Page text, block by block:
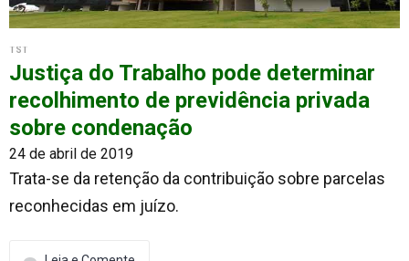
TST
Justiça do Trabalho pode determinar
recolhimento de previdência privada
sobre condenação
24 de abril de 2019
Trata-se da retenção da contribuição sobre parcelas
reconhecidas em juízo.